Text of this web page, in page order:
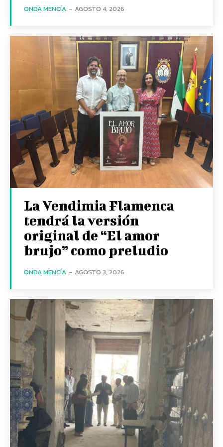
ONDA MENCÍA - AGOSTO 4, 2026
La Vendimia Flamenca
tendrá la versión
original de “El amor
brujo” como preludio
ONDA MENCÍA - AGOSTO 3, 2026